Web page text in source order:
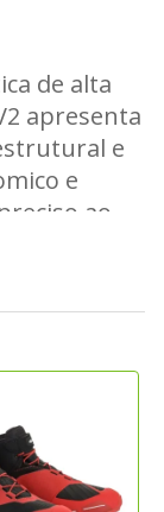
de alta
apresenta
e
e
ao
com